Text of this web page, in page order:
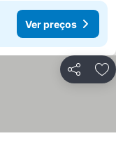
Ver preços
Partilhar